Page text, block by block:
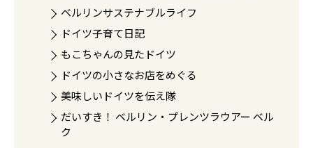
ベルリンサステナブルライフ
ドイツ子育て日記
もこちゃんの見たドイツ
ドイツの小さなお店をめぐる
美味しいドイツを伝え隊
だいすき！ ベルリン・プレンツラウアー ベル
ク